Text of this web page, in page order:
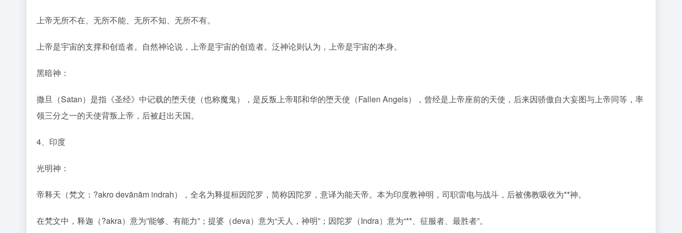
上帝无所不在、无所不能、无所不知、无所不有。
上帝是宇宙的支撑和创造者。自然神论说，上帝是宇宙的创造者。泛神论则认为，上帝是宇宙的本身。
黑暗神：
撒旦（Satan）是指《圣经》中记载的堕天使（也称魔鬼），是反叛上帝耶和华的堕天使（Fallen Angels），曾经是上帝座前的天使，后来因骄傲自大妄图与上帝同等，率
领三分之一的天使背叛上帝，后被赶出天国。
4、印度
光明神：
帝释天（梵文：?akro devānām indrah），全名为释提桓因陀罗，简称因陀罗，意译为能天帝。本为印度教神明，司职雷电与战斗，后被佛教吸收为**神。
在梵文中，释迦（?akra）意为”能够、有能力”；提婆（deva）意为“天人，神明”；因陀罗（Indra）意为“**、征服者、最胜者”。